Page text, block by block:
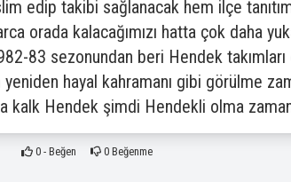
edip takibi sağlanacak hem ilçe
orada kalacağımızı hatta çok daha
83 sezonundan beri Hendek
yeniden hayal kahramanı gibi görülme
kalk Hendek şimdi Hendekli olma
0- Beğen 0 Beğenme